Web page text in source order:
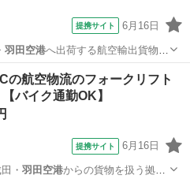
提携サイト 6月16日
羽田空港へ出荷する航空輸出貨物の
の航空物流のフォークリフト
バイク通勤OK】
提携サイト 6月16日
・ 羽田空港からの貨物を扱う拠点